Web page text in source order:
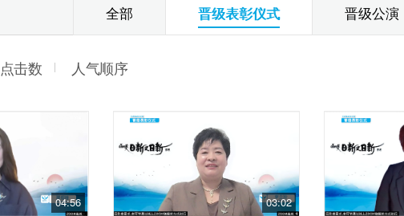
全部 晋级表彰仪式 晋级公演
点击数 人气顺序
04:56 03:02